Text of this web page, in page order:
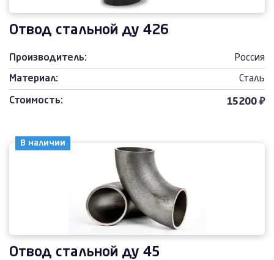
Отвод стальной ду 426
Производитель: Россия
Материал: Сталь
Стоимость: 15200 ₽
В наличии
Отвод стальной ду 45